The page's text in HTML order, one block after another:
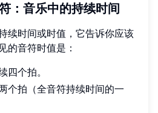
：音乐中的持续时间
续时间或时值，它告诉你应该
的音符时值是：
四个拍。
个拍（全音符持续时间的一